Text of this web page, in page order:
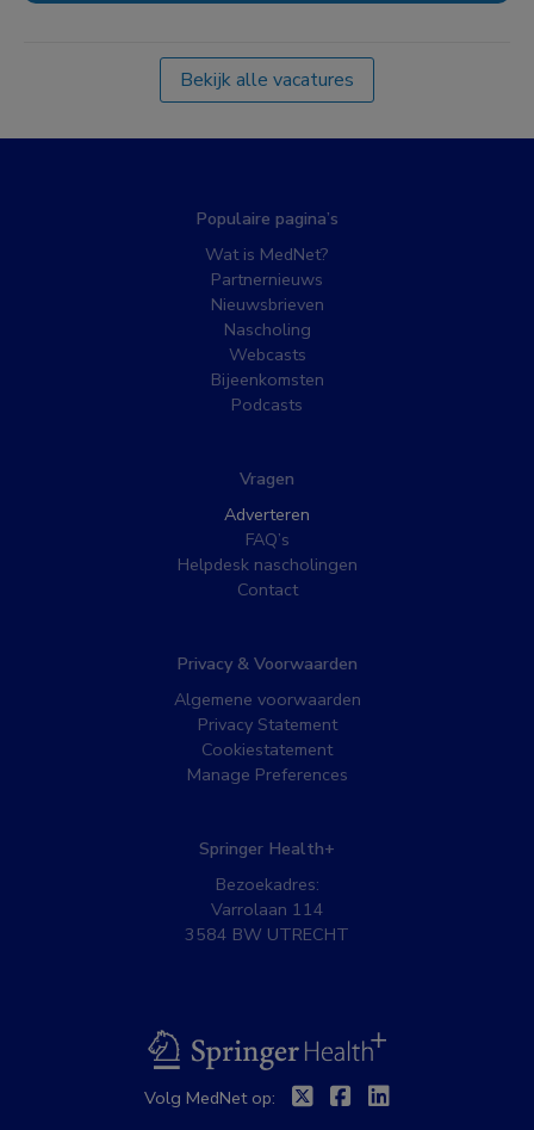
Bekijk alle vacatures
Populaire pagina’s
Wat is MedNet?
Partnernieuws
Nieuwsbrieven
Nascholing
Webcasts
Bijeenkomsten
Podcasts
Vragen
Adverteren
FAQ’s
Helpdesk nascholingen
Contact
Privacy & Voorwaarden
Algemene voorwaarden
Privacy Statement
Cookiestatement
Manage Preferences
Springer Health+
Bezoekadres:
Varrolaan 114
3584 BW UTRECHT
BSL
Volg MedNet op: TwitterFacebook
Linkedin